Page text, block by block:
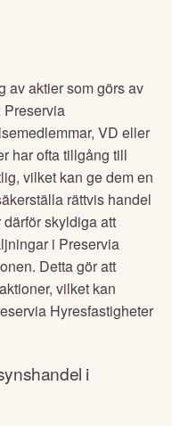
av aktier som görs av
Preservia
VD eller
har ofta tillgång till
vilket kan ge dem en
rättvis handel
skyldiga att
i Preservia
Detta gör att
vilket kan
Hyresfastigheter
i